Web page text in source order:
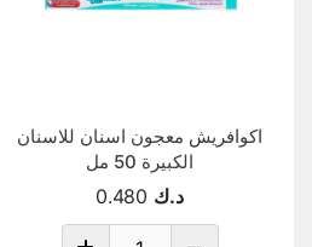
اكوافريش معجون اسنان للاسنان
الكبيرة 50 مل
د.ك 0.480